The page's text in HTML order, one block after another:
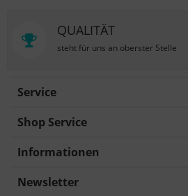
QUALITÄT
steht für uns an oberster Stelle
Service
Shop Service
Informationen
Newsletter